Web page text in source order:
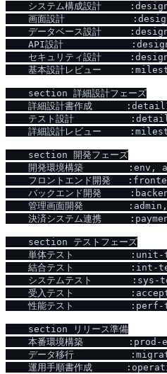
システム構成設計
画面設計
データベース設計
API設計
セキュリティ設計
基本設計レビュー
    section 詳細設計フェーズ
詳細設計書作成
テスト設計
詳細設計レビュー
    section 開発フェーズ
開発環境構築        :env,
フロントエンド開発
バックエンド開発
管理画面開発
決済システム連携
    section テストフェーズ
単体テスト
結合テスト          :int-
システムテスト
受入テスト
性能テスト
    section リリース準備
本番環境構築
データ移行
運用手順書作成